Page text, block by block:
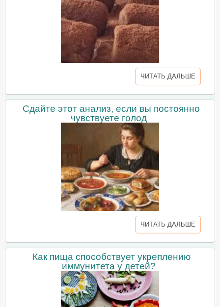
ЧИТАТЬ ДАЛЬШЕ
Сдайте этот анализ, если вы постоянно
чувствуете голод
ЧИТАТЬ ДАЛЬШЕ
Как пища способствует укреплению
иммунитета у детей?